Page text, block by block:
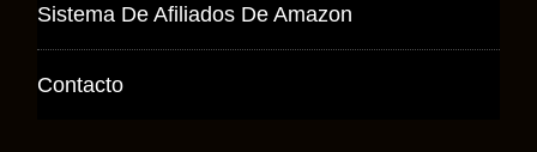
Sistema De Afiliados De Amazon
Contacto